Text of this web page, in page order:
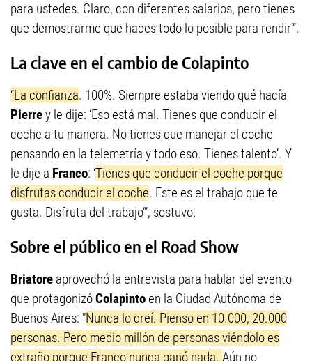
para ustedes. Claro, con diferentes salarios, pero tienes
que demostrarme que haces todo lo posible para rendir’”.
La clave en el cambio de Colapinto
“La confianza. 100%. Siempre estaba viendo qué hacía
Pierrey le dije: ‘Eso está mal. Tienes que conducir el
coche a tu manera. No tienes que manejar el coche
pensando en la telemetría y todo eso. Tienes talento’. Y
le dije a Franco: ‘Tienes que conducir el coche porque
disfrutas conducir el coche. Este es el trabajo que te
gusta. Disfruta del trabajo’”, sostuvo.
Sobre el público en el Road Show
Briatore aprovechó la entrevista para hablar del evento
que protagonizóColapintoen la Ciudad Autónoma de
Buenos Aires: "Nunca lo creí. Pienso en 10.000, 20.000
personas. Pero medio millón de personas viéndolo es
extraño porque Franco nunca ganó nada. Aún no